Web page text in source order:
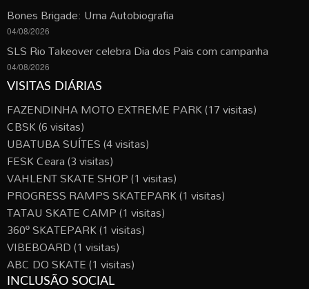
Bones Brigade: Uma Autobiografia
04/08/2026
SLS Rio Takeover celebra Dia dos Pais com campanha
04/08/2026
VISITAS DIÁRIAS
FAZENDINHA MOTO EXTREME PARK(17 visitas)
CBSK(6 visitas)
UBATUBA SUÍTES(4 visitas)
FESK Ceara(3 visitas)
VAHLENT SKATE SHOP(1 visitas)
PROGRESS RAMPS SKATEPARK(1 visitas)
TATAU SKATE CAMP(1 visitas)
360º SKATEPARK(1 visitas)
VIBEBOARD(1 visitas)
ABC DO SKATE(1 visitas)
INCLUSÃO SOCIAL